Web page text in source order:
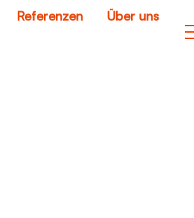
Referenzen Über uns